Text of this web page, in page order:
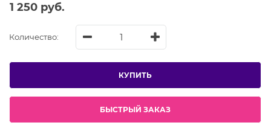
1 250 руб.
Количество:
КУПИТЬ
БЫСТРЫЙ ЗАКАЗ